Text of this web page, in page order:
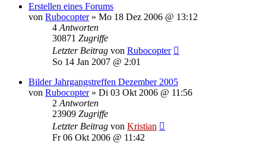
Erstellen eines Forums
von Rubocopter» Mo 18 Dez 2006 @ 13:12
4 Antworten
30871 Zugriffe
Letzter Beitrag von Rubocopter
So 14 Jan 2007 @ 2:01
Bilder Jahrgangstreffen Dezember 2005
von Rubocopter» Di 03 Okt 2006 @ 11:56
2 Antworten
23909 Zugriffe
Letzter Beitrag von Kristian
Fr 06 Okt 2006 @ 11:42